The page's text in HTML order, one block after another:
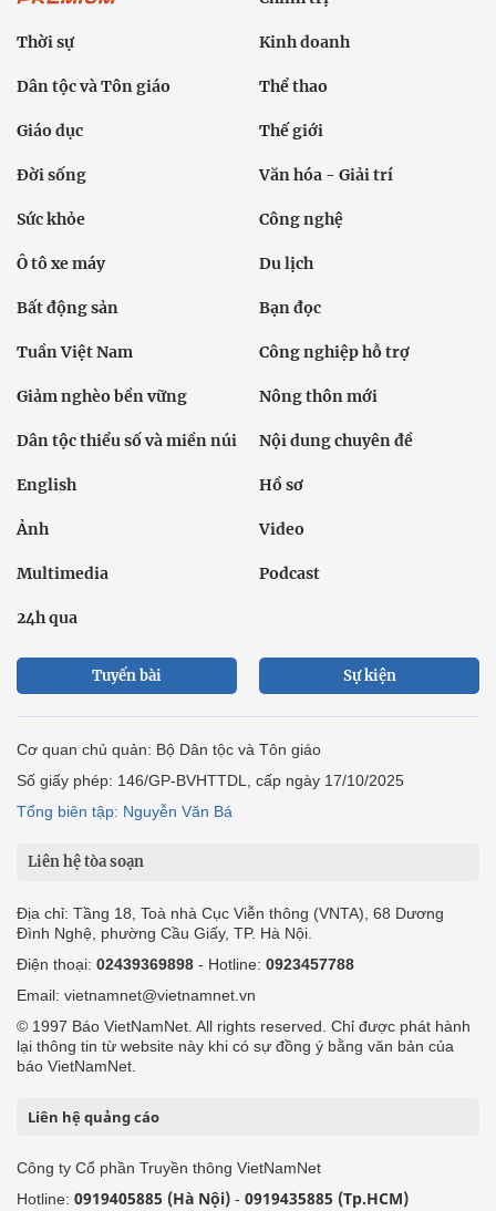
Thời sự Kinh doanh
Dân tộc và Tôn giáo Thể thao
Giáo dục Thế giới
Đời sống Văn hóa - Giải trí
Sức khỏe Công nghệ
Ô tô xe máy Du lịch
Bất động sản Bạn đọc
Tuần Việt Nam Công nghiệp hỗ trợ
Giảm nghèo bền vững Nông thôn mới
Dân tộc thiểu số và miền núi Nội dung chuyên đề
English Hồ sơ
Ảnh Video
Multimedia Podcast
24h qua
Tuyến bài Sự kiện
Cơ quan chủ quản: Bộ Dân tộc và Tôn giáo
Số giấy phép: 146/GP-BVHTTDL, cấp ngày 17/10/2025
Tổng biên tập: Nguyễn Văn Bá
Liên hệ tòa soạn
Địa chỉ: Tầng 18, Toà nhà Cục Viễn thông (VNTA), 68 Dương
Đình Nghệ, phường Cầu Giấy, TP. Hà Nội.
Điện thoại: 02439369898 - Hotline: 0923457788
Email: vietnamnet@vietnamnet.vn
© 1997 Báo VietNamNet. All rights reserved. Chỉ được phát hành
lại thông tin từ website này khi có sự đồng ý bằng văn bản của
báo VietNamNet.
Liên hệ quảng cáo
Công ty Cổ phần Truyền thông VietNamNet
Hotline: 0919405885 (Hà Nội) - 0919435885 (Tp.HCM)